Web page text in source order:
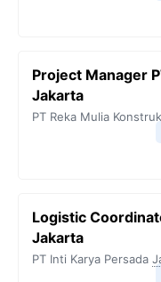
Project Manager
Jakarta
PT Reka Mulia
Logistic
Jakarta
PT Inti Karya Persada